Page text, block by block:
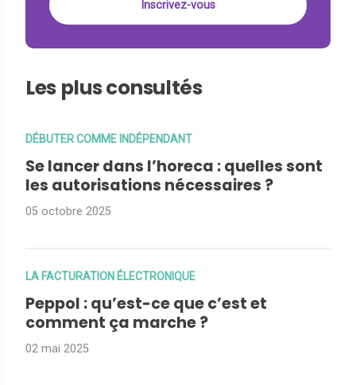
Les plus consultés
DÉBUTER COMME INDÉPENDANT
Se lancer dans l’horeca : quelles sont
les autorisations nécessaires ?
05 octobre 2025
LA FACTURATION ÉLECTRONIQUE
Peppol : qu’est-ce que c’est et
comment ça marche ?
02 mai 2025